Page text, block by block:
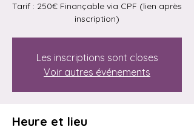
Tarif : 250€ Finançable via CPF (lien après
inscription)
Les inscriptions sont closes
Voir autres événements
Heure et lieu